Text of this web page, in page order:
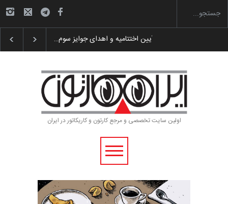
گزارش تصویری آیین اختتامیه و اهدای جوایز سوم…
اولین سایت تخصصی و مرجع کارتون و کاریکاتور در ایران